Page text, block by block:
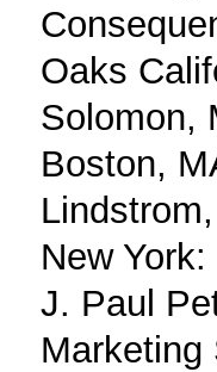
Oaks
Solomon,
Boston,
New
J. Paul
Marketing